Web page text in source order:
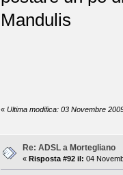
Mandulis
« Ultima modifica: 03 Novembre
Re: ADSL a Mortegliano
« Risposta #92 il: 04